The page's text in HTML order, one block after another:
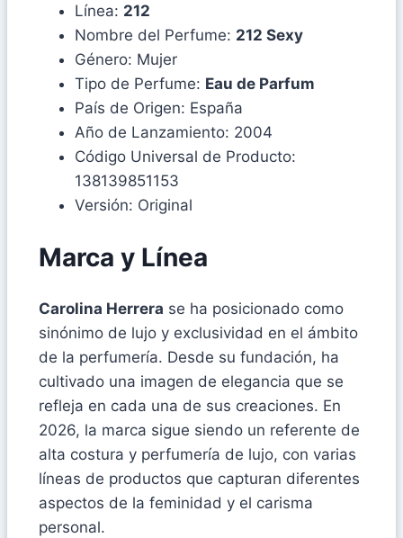
Línea: 212
Nombre del Perfume: 212 Sexy
Género: Mujer
Tipo de Perfume: Eau de Parfum
País de Origen: España
Año de Lanzamiento: 2004
Código Universal de Producto:
138139851153
Versión: Original
Marca y Línea
Carolina Herrera se ha posicionado como
sinónimo de lujo y exclusividad en el ámbito
de la perfumería. Desde su fundación, ha
cultivado una imagen de elegancia que se
refleja en cada una de sus creaciones. En
2026, la marca sigue siendo un referente de
alta costura y perfumería de lujo, con varias
líneas de productos que capturan diferentes
aspectos de la feminidad y el carisma
personal.